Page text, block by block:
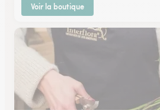
Voir la boutique